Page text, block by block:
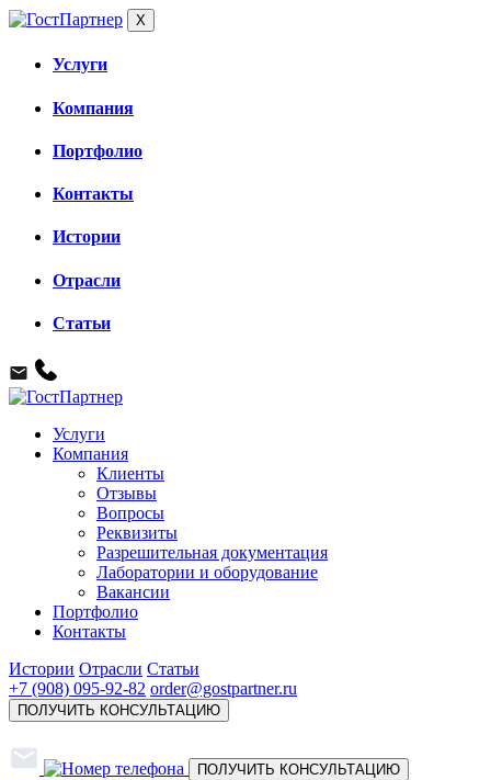
X
Услуги
Компания
Портфолио
Контакты
Истории
Отрасли
Статьи
Услуги
Компания
Клиенты
Отзывы
Вопросы
Реквизиты
Разрешительная документация
Лаборатории и оборудование
Вакансии
Портфолио
Контакты
Истории Отрасли Статьи
+7 (908) 095-92-82 order@gostpartner.ru
ПОЛУЧИТЬ КОНСУЛЬТАЦИЮ
ПОЛУЧИТЬ КОНСУЛЬТАЦИЮ